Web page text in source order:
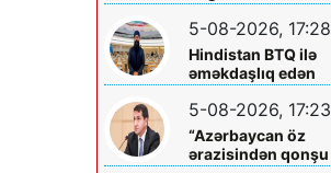
aldı
5-08-2026, 17:28
Hindistan BTQ ilə
əməkdaşlıq edən
hüquq
təhdid edib
5-08-2026, 17:23
“Azərbaycan öz
ərazisindən qonşu